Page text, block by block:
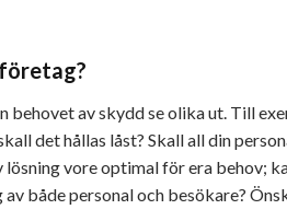
behovet av skydd se olika ut. Till
det hållas låst? Skall all din
vore optimal för era behov;
både personal och besökare?